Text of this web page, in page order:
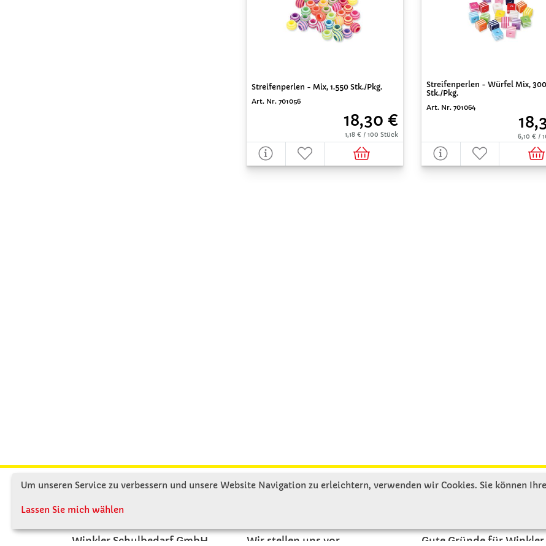
Streifenperlen - Mix, 1.550 Stk./Pkg.
Art. Nr. 701056
18,30 €
1,18 € / 100 Stück
Streifenperlen - Würfel Mix, 300
Stk./Pkg.
Art. Nr. 701064
6,10 € /
KONTAKT
Winkler Schulbedarf GmbH Wir stellen uns vor Gute Gründe für Winkler
Um unseren Service zu verbessern und unsere Website Navigation zu erleichtern, verwenden wir Cookies. Sie können
Lassen Sie mich wählen